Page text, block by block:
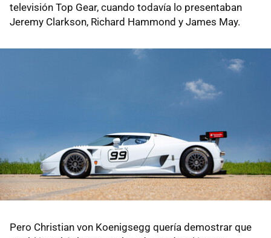
televisión Top Gear, cuando todavía lo presentaban
Jeremy Clarkson, Richard Hammond y James May.
Pero Christian von Koenigsegg quería demostrar que